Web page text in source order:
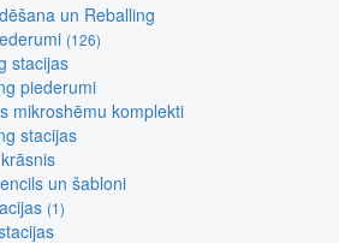
un Reballing
(126)
stacijas
piederumi
mikroshēmu komplekti
stacijas
un šabloni
(1)